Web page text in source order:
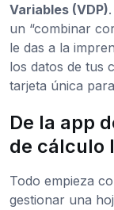
Variables (VDP)
un “combinar
le das a la
los datos de tus
tarjeta única
De la app
de cálculo
Todo empieza
gestionar una